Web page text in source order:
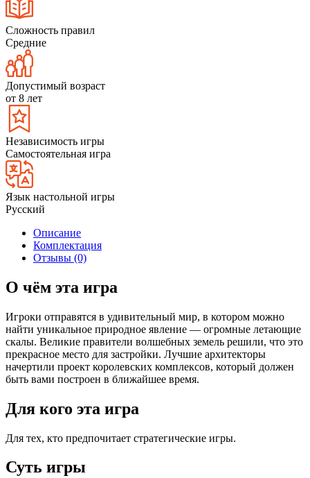
Сложность правил
Средние
Допустимый возраст
от 8 лет
Независимость игры
Самостоятельная игра
Язык настольной игры
Русский
Описание
Комплектация
Отзывы (0)
О чём эта игра
Игроки отправятся в удивительный мир, в котором можно
найти уникальное природное явление — огромные летающие
скалы. Великие правители волшебных земель решили, что это
прекрасное место для застройки. Лучшие архитекторы
начертили проект королевских комплексов, который должен
быть вами построен в ближайшее время.
Для кого эта игра
Для тех, кто предпочитает стратегические игры.
Суть игры